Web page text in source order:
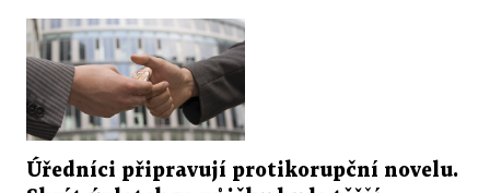
Úředníci připravují protikorupční novelu.